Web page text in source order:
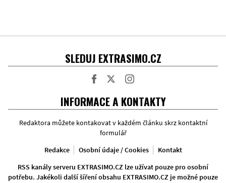
SLEDUJ EXTRASIMO.CZ
INFORMACE A KONTAKTY
Redaktora můžete kontakovat v každém článku skrz kontaktní
formulář
Redakce
Osobní údaje / Cookies
Kontakt
RSS kanály serveru EXTRASIMO.CZ lze užívat pouze pro osobní
potřebu. Jakékoli další šíření obsahu EXTRASIMO.CZ je možné pouze